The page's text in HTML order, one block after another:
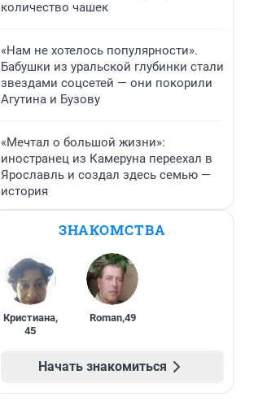
количество чашек
«Нам не хотелось популярности».
Бабушки из уральской глубинки стали
звездами соцсетей — они покорили
Агутина и Бузову
«Мечтал о большой жизни»:
иностранец из Камеруна переехал в
Ярославль и создал здесь семью —
история
ЗНАКОМСТВА
Кристиана,
45
Roman,49
Начать знакомиться